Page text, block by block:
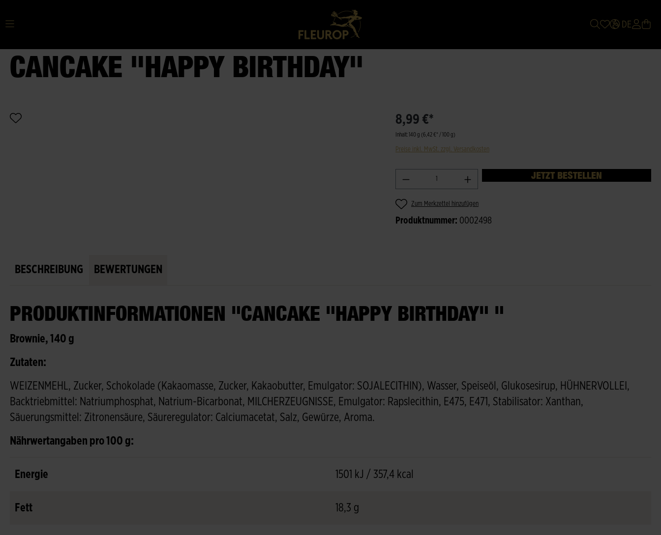
DE
CANCAKE "HAPPY BIRTHDAY"
8,99 €*
Inhalt:140 g (6,42 €* / 100 g)
Preise inkl. MwSt. zzgl. Versandkosten
JETZT BESTELLEN
Zum Merkzettel hinzufügen
Produktnummer: 0002498
BESCHREIBUNG BEWERTUNGEN
PRODUKTINFORMATIONEN "CANCAKE "HAPPY BIRTHDAY" "
Brownie, 140 g
Zutaten:
WEIZENMEHL, Zucker, Schokolade (Kakaomasse, Zucker, Kakaobutter, Emulgator: SOJALECITHIN), Wasser, Speiseöl, Glukosesirup, HÜHNERVOLLEI,
Backtriebmittel: Natriumphosphat, Natrium-Bicarbonat, MILCHERZEUGNISSE, Emulgator: Rapslecithin, E475, E471, Stabilisator: Xanthan,
Säuerungsmittel: Zitronensäure, Säureregulator: Calciumacetat, Salz, Gewürze, Aroma.
Nährwertangaben pro 100 g:
Energie 1501 kJ / 357,4 kcal
Fett 18,3 g